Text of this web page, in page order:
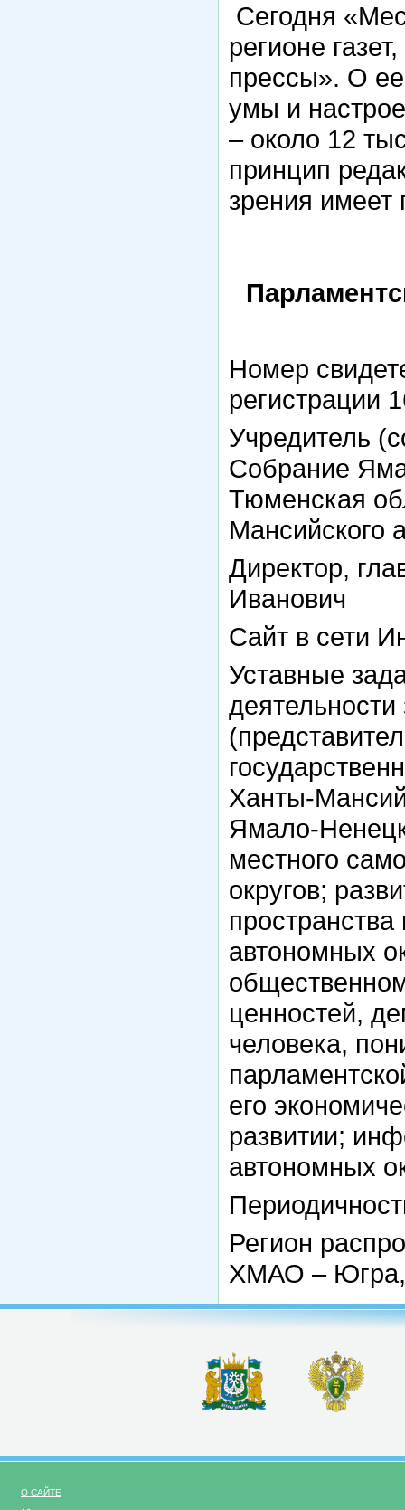
Сегодня
регионе
прессы». О
умы и
– около 12
принцип
зрения имеет
Номер
регистрации
Учредитель
Собрание
Тюменская
Мансийского
Директор,
Иванович
Сайт в сети
Уставные
Ханты-
Ямало-
местного
округов;
автономных
ценностей,
человека,
его
развитии;
автономных
Регион
ХМАО –
О САЙТЕ